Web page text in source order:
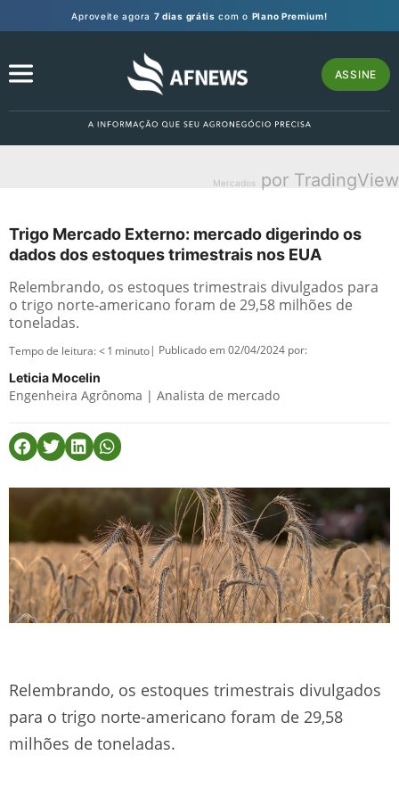
Aproveite agora 7 dias grátis com o Plano Premium!
ASSINE
Mercados por TradingView
Trigo Mercado Externo: mercado digerindo os
dados dos estoques trimestrais nos EUA
Relembrando, os estoques trimestrais divulgados para
o trigo norte-americano foram de 29,58 milhões de
toneladas.
Tempo de leitura:< 1 minuto| Publicado em 02/04/2024 por:
Leticia Mocelin
Engenheira Agrônoma | Analista de mercado
Relembrando, os estoques trimestrais divulgados
para o trigo norte-americano foram de 29,58
milhões de toneladas.